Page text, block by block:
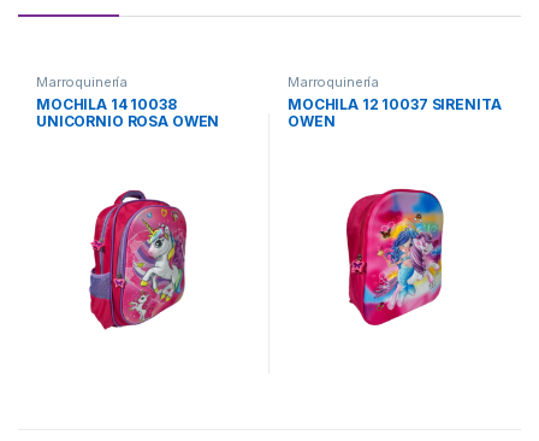
Marroquinería
MOCHILA 14 10038
UNICORNIO ROSA OWEN
Marroquinería
MOCHILA 12 10037 SIRENITA
OWEN